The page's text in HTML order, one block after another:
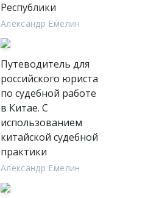
Республики
Александр Емелин
Путеводитель для
российского юриста
по судебной работе
в Китае. C
использованием
китайской судебной
практики
Александр Емелин